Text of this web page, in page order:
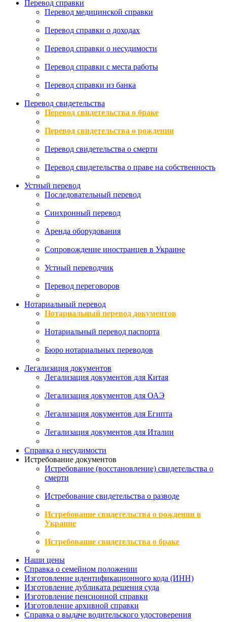
Перевод справки
Перевод медицинской справки
Перевод справки о доходах
Перевод справки о несудимости
Перевод справки с места работы
Перевод справки из банка
Перевод свидетельства
Перевод свидетельства о браке
Перевод свидетельства о рождении
Перевод свидетельства о смерти
Перевод свидетельства о праве на собственность
Устный перевод
Последовательный перевод
Синхронный перевод
Аренда оборудования
Сопровождение иностранцев в Украине
Устный переводчик
Перевод переговоров
Нотариальный перевод
Нотариальный перевод документов
Нотариальный перевод паспорта
Бюро нотариальных переводов
Легализация документов
Легализация документов для Китая
Легализация документов для ОАЭ
Легализация документов для Египта
Легализация документов для Италии
Справка о несудимости
Истребование документов
Истребование (восстановление) свидетельства о
смерти
Истребование свидетельства о разводе
Истребование свидетельства о рождении в
Украине
Истребование свидетельства о браке
Наши цены
Справка о семейном положении
Изготовление идентификационного кода (ИНН)
Изготовление дубликата решения суда
Изготовление пенсионной справки
Изготовление архивной справки
Справка о выдаче водительского удостоверения